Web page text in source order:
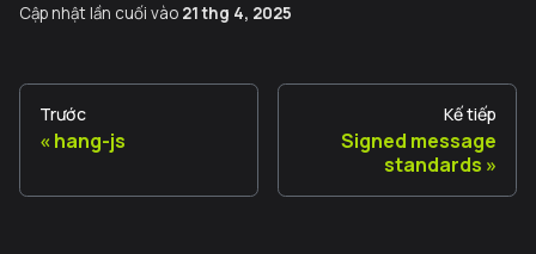
Cập nhật lần cuối vào 21 thg 4, 2025
Trước
hang-js
Kế tiếp
Signed message
standards